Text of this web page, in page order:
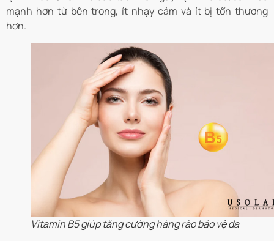
mạnh hơn từ bên trong, ít nhạy cảm và ít bị tổn thương
hơn.
Vitamin B5 giúp tăng cường hàng rào bảo vệ da